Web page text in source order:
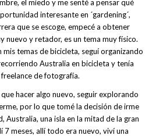
el miedo y me senté a pensar qué
interesante en ´gardening´,
que se escoge, empecé a obtener
nuevo y retador, es un tema muy físico.
temas de bicicleta, seguí organizando
Australia en bicicleta y tenía
de fotografía.
hacer algo nuevo, seguir explorando
por lo que tomé la decisión de irme
Australia, una isla en la mitad de la gran
7 meses, allí todo era nuevo, viví una